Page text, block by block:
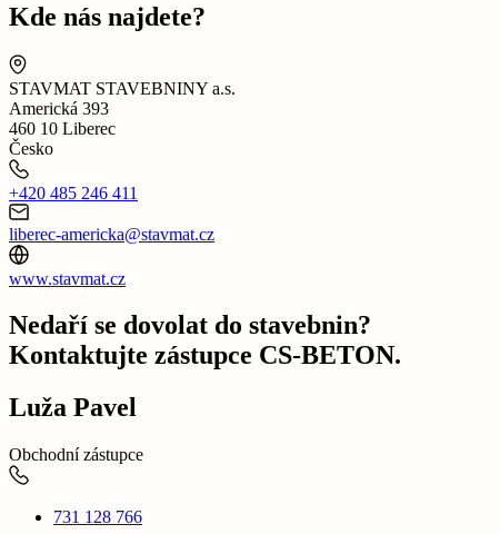
Kde nás najdete?
STAVMAT STAVEBNINY a.s.
Americká 393
460 10 Liberec
Česko
+420 485 246 411
liberec-americka@stavmat.cz
www.stavmat.cz
Nedaří se dovolat do stavebnin?
Kontaktujte zástupce CS-BETON.
Luža Pavel
Obchodní zástupce
731 128 766